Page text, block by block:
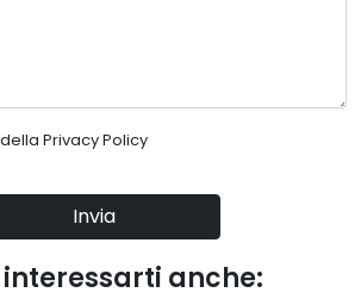
Privacy Policy
Invia
anche: